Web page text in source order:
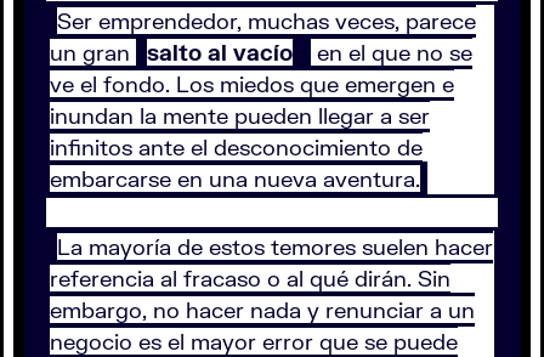
Ser emprendedor, muchas veces, parece
un gran
salto al vacío
en el que no se
ve el fondo. Los miedos que emergen e
inundan la mente pueden llegar a ser
infinitos ante el desconocimiento de
embarcarse en una nueva aventura.
La mayoría de estos temores suelen hacer
referencia al fracaso o al qué dirán. Sin
embargo, no hacer nada y renunciar a un
negocio es el mayor error que se puede